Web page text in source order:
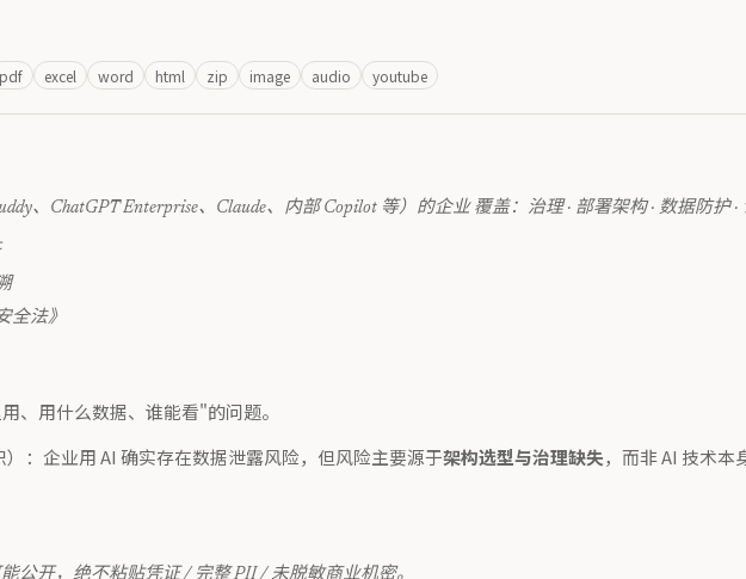
pdf excel word html zip image audio youtube
、ChatGPT Enterprise、Claude、内部 Copilot 等）的企业 覆盖：治理 · 部署架构 · 数据防护 ·
全法》
、用什么数据、谁能看"的问题。
：企业用 AI 确实存在数据泄露风险，但风险主要源于架构选型与治理缺失，而非 AI 技术本
公开，绝不粘贴凭证 / 完整 PII / 未脱敏商业机密。